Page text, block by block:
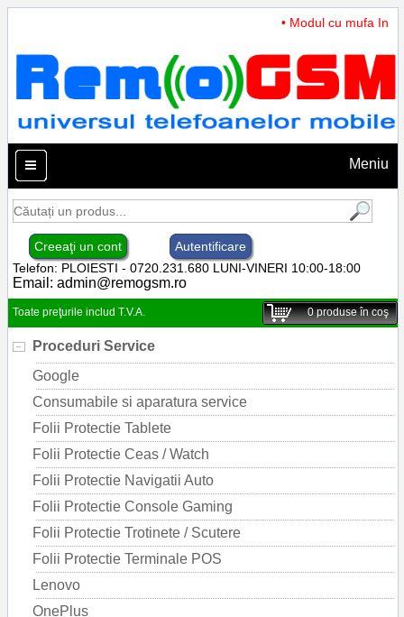
• Modul cu mufa
Meniu
Creeaţi un cont
Autentificare
Telefon: PLOIESTI - 0720.231.680 LUNI-VINERI 10:00-18:00
Email: admin@remogsm.ro
Toate preţurile includ T.V.A. 0produse în coş
Proceduri Service
Google
Consumabile si aparatura service
Folii Protectie Tablete
Folii Protectie Ceas / Watch
Folii Protectie Navigatii Auto
Folii Protectie Console Gaming
Folii Protectie Trotinete / Scutere
Folii Protectie Terminale POS
Lenovo
OnePlus